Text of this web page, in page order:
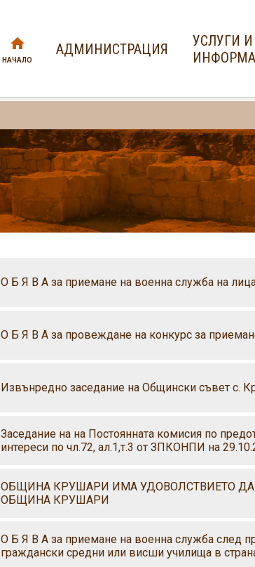
НАЧАЛО
АДМИНИСТРАЦИЯ
УСЛУГИ И
О Б Я В А за приемане на военна служба на
О Б Я В А за провеждане на конкурс за
Извънредно заседание на Общински съвет с.
Заседание на на Постоянната комисия по
интереси по чл.72, ал.1,т.3 от ЗПКОНПИ на
ОБЩИНА КРУШАРИ ИМА УДОВОЛСТВИЕТО
ОБЩИНА КРУШАРИ
О Б Я В А за приемане на военна служба след
граждански средни или висши училища в